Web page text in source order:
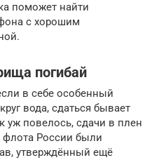
поможет найти
с хорошим
погибай
в себе особенный
вода, сдаться бывает
уж повелось, сдачи в плен
флота России были
утверждённый ещё